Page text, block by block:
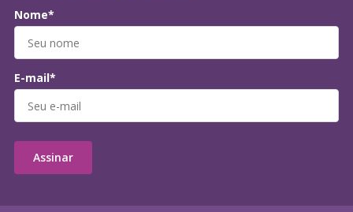
Nome*
E-mail*
Assinar